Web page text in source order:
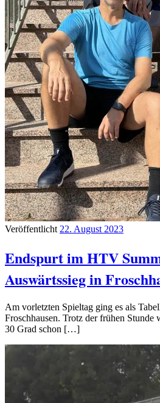
Veröffentlicht 22. August 2023
Endspurt im HTV
Auswärtssieg in
Am vorletzten Spieltag ging es als
Froschhausen. Trotz der frühen Stunde
30 Grad schon […]